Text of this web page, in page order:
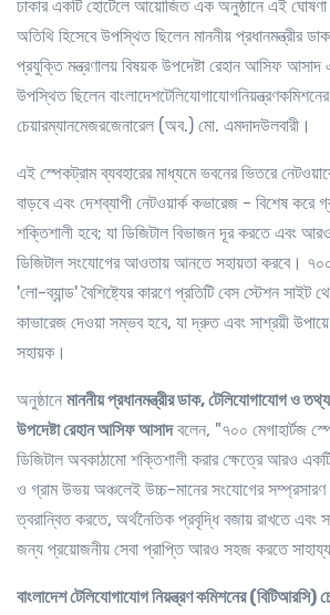
ঢাকার একটি হোটেলে আয়োজিত এক অনুষ্ঠানে এই ঘোষণা
অতিথি হিসেবে উপস্থিত ছিলেন মাননীয় প্রধানমন্ত্রীর
প্রযুক্তি মন্ত্রণালয় বিষয়ক উপদেষ্টা রেহান আসিফ আসাদ
উপস্থিত ছিলেন
চেয়ারম্যানমেজরজেনারেল (অব.) মো. এমদাদউলবারী।
এই স্পেকট্রাম ব্যবহারের মাধ্যমেভবনের ভিতরে
বাড়বে এবং দেশব্যাপী নেটওয়ার্ক কভারেজ - বিশেষ
শক্তিশালী হবে; যা ডিজিটাল বিভাজন দূর করতে এবং
ডিজিটাল সংযোগের আওতায় আনতে সহায়তা করবে। ৭০০
'লো-ব্যান্ড' বৈশিষ্ট্যের কারণে প্রতিটি বেস স্টেশন
কাভারেজ দেওয়া সম্ভব হবে, যা দ্রুত এবং সাশ্রয়ী উপায়ে
সহায়ক।
অনুষ্ঠানে মাননীয় প্রধানমন্ত্রীর ডাক, টেলিযোগাযোগ ও
উপদেষ্টা রেহান আসিফ আসাদবলেন, "৭০০ মেগাহার্টজ
ডিজিটাল অবকাঠামো শক্তিশালী করার ক্ষেত্রে আরও
ও গ্রাম উভয় অঞ্চলেই উচ্চ-মানের সংযোগের
ত্বরান্বিত করতে, অর্থনৈতিক প্রবৃদ্ধি বজায় রাখতে এবং
জন্য প্রয়োজনীয় সেবা প্রাপ্তি আরও সহজ করতে
বাংলাদেশটেলিযোগাযোগনিয়ন্ত্রণকমিশনের(বিটিআরসি)